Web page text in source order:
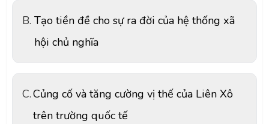
B. Tạo tiền đề cho sự ra đời của hệ thống xã
hội chủ nghĩa
C.Củng cố và tăng cường vị thế của Liên Xô
trên trường quốc tế